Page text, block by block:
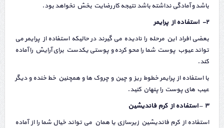
باشد و آمادگی نداشته باشد نتیجه کار رضایت بخش نخواهد بود.
۲- استفاده از پرایمر
بعضی افراد این مرحله را نادیده می گیرند در حالیکه استفاده از پرایمر می
تواند عیوب پوست شما را محو کرده و پوستی یکدست برای آرایش را آماده
کند.
با استفاده از پرایمر خطوط ریز و چین و چروک ها و همچنین خط خنده و دیگر
عیب های پوست را پنهان کنید.
۳ – استفاده از کرم فاندیشین
استفاده از کرم فاندیشین زیرسازی یا همان می تواند خیال شما را از آماده